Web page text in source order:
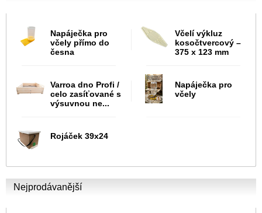
Napáječka pro
včely přímo do
česna
Včelí výkluz
kosočtvercový –
375 x 123 mm
Varroa dno Profi /
celo zasíťované s
výsuvnou ne...
Napáječka pro
včely
Rojáček 39x24
Nejprodávanější